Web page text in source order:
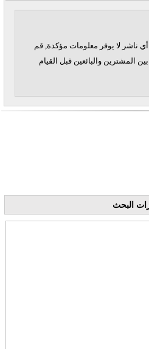
ناشر لا يوفر معلومات مؤكدة, قم
المشترين والبائعين قبل القيام
البحث